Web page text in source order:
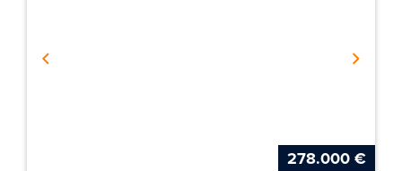
278.000 €